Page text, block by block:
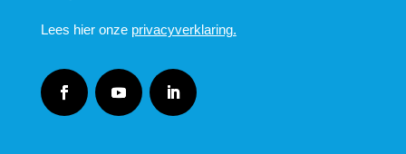
Lees hier onze privacyverklaring.